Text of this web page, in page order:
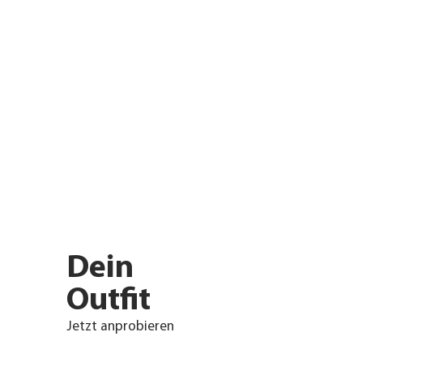
Dein
Outfit
Jetzt anprobieren